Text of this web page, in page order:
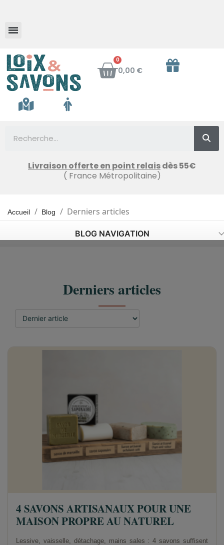
0,00 €
Livraison offerte en point relaisdès 55€
( France Métropolitaine)
Accueil Blog Derniers articles
BLOG NAVIGATION
Derniers articles
4 SAVONS ARTISANAUX POUR UNE
MAISON PROPRE AU NATUREL
Lessive, vaisselle, détachage, mains sales : 4 savons suffisent